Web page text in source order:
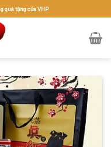
quà tặng của VHP